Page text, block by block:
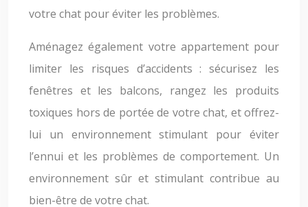
votre chat pour éviter les problèmes.
Aménagez également votre appartement pour
limiter les risques d’accidents : sécurisez les
fenêtres et les balcons, rangez les produits
toxiques hors de portée de votre chat, et offrez-
lui un environnement stimulant pour éviter
l’ennui et les problèmes de comportement. Un
environnement sûr et stimulant contribue au
bien-être de votre chat.